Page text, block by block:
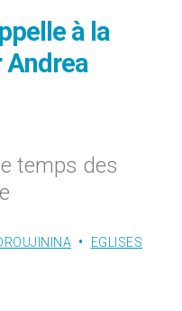
à la
Andrea
temps des
EGLISES